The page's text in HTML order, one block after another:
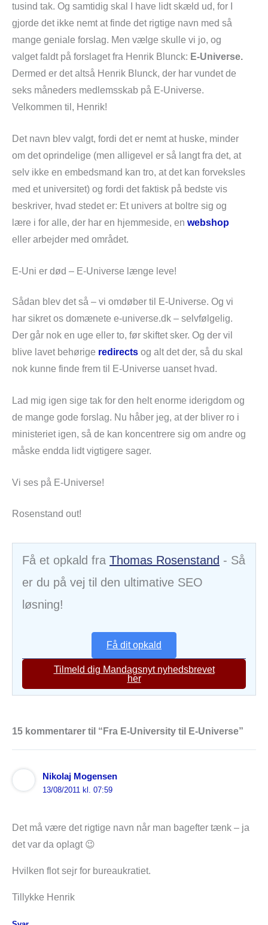
tusind tak. Og samtidig skal I have lidt skæld ud, for I
gjorde det ikke nemt at finde det rigtige navn med så
mange geniale forslag. Men vælge skulle vi jo, og
valget faldt på forslaget fra Henrik Blunck: E-Universe.
Dermed er det altså Henrik Blunck, der har vundet de
seks måneders medlemsskab på E-Universe.
Velkommen til, Henrik!
Det navn blev valgt, fordi det er nemt at huske, minder
om det oprindelige (men alligevel er så langt fra det, at
selv ikke en embedsmand kan tro, at det kan forveksles
med et universitet) og fordi det faktisk på bedste vis
beskriver, hvad stedet er: Et univers at boltre sig og
lære i for alle, der har en hjemmeside, en webshop
eller arbejder med området.
E-Uni er død – E-Universe længe leve!
Sådan blev det så – vi omdøber til E-Universe. Og vi
har sikret os domænete e-universe.dk – selvfølgelig.
Der går nok en uge eller to, før skiftet sker. Og der vil
blive lavet behørige redirects og alt det der, så du skal
nok kunne finde frem til E-Universe uanset hvad.
Lad mig igen sige tak for den helt enorme iderigdom og
de mange gode forslag. Nu håber jeg, at der bliver ro i
ministeriet igen, så de kan koncentrere sig om andre og
måske endda lidt vigtigere sager.
Vi ses på E-Universe!
Rosenstand out!
Få et opkald fra Thomas Rosenstand - Så
er du på vej til den ultimative SEO
løsning!
Få dit opkald
Tilmeld dig Mandagsnyt nyhedsbrevet
her
15 kommentarer til “Fra E-University til E-Universe”
Nikolaj Mogensen
13/08/2011 kl. 07:59
Det må være det rigtige navn når man bagefter tænk – ja
det var da oplagt 😉
Hvilken flot sejr for bureaukratiet.
Tillykke Henrik